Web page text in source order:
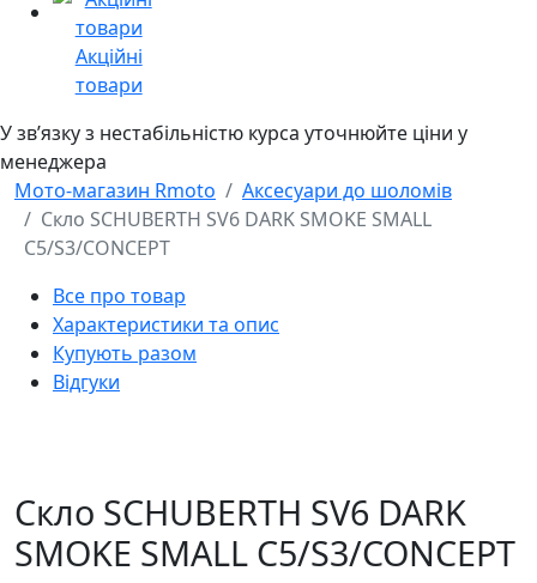
Акційні
товари
У звʼязку з нестабільністю курса уточнюйте ціни у
менеджера
Мото-магазин Rmoto
Аксесуари до шоломів
Скло SCHUBERTH SV6 DARK SMOKE SMALL
C5/S3/CONCEPT
Все про товар
Характеристики та опис
Купують разом
Відгуки
Скло SCHUBERTH SV6 DARK
SMOKE SMALL C5/S3/CONCEPT